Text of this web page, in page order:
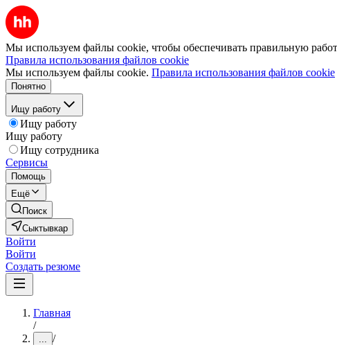
Мы используем файлы cookie, чтобы обеспечивать правильную
Правила использования файлов cookie
Мы используем файлы cookie. Правила использования файлов cookie
Понятно
Ищу работу
Ищу работу
Ищу работу
Ищу сотрудника
Сервисы
Помощь
Ещё
Поиск
Сыктывкар
Войти
Войти
Создать резюме
Главная
/
... /